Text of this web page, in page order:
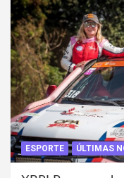
ESPORTE ÚLTIMAS